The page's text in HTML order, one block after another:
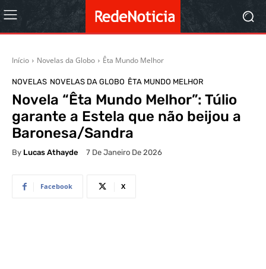
Início Novelas da Globo Êta Mundo Melhor
NOVELAS NOVELAS DA GLOBO ÊTA MUNDO MELHOR
Novela “Êta Mundo Melhor”: Túlio
garante a Estela que não beijou a
Baronesa/Sandra
By Lucas Athayde 7 De Janeiro De 2026
Facebook X